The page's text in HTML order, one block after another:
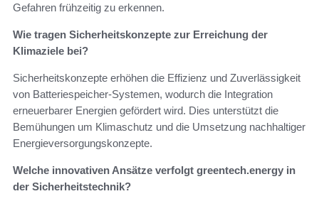
Gefahren frühzeitig zu erkennen.
Wie tragen Sicherheitskonzepte zur Erreichung der
Klimaziele bei?
Sicherheitskonzepte erhöhen die Effizienz und Zuverlässigkeit
von Batteriespeicher-Systemen, wodurch die Integration
erneuerbarer Energien gefördert wird. Dies unterstützt die
Bemühungen um Klimaschutz und die Umsetzung nachhaltiger
Energieversorgungskonzepte.
Welche innovativen Ansätze verfolgt greentech.energy in
der Sicherheitstechnik?